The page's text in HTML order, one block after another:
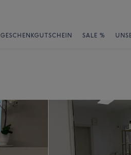
GESCHENKGUTSCHEIN SALE %